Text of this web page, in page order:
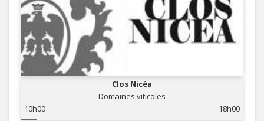
Clos Nicéa
Domaines viticoles
10h00
18h00